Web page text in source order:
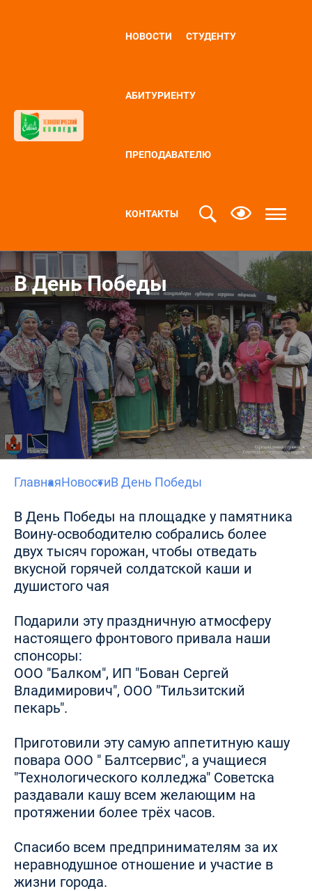
НОВОСТИ СТУДЕНТУ
АБИТУРИЕНТУ
ПРЕПОДАВАТЕЛЮ
КОНТАКТЫ
В День Победы
ГлавнаяНовостиВ День Победы
В День Победы на площадке у памятника
Воину-освободителю собрались более
двух тысяч горожан, чтобы отведать
вкусной горячей солдатской каши и
душистого чая
Подарили эту праздничную атмосферу
настоящего фронтового привала наши
спонсоры:
ООО "Балком", ИП "Бован Сергей
Владимирович", ООО "Тильзитский
пекарь".
Приготовили эту самую аппетитную кашу
повара ООО " Балтсервис", а учащиеся
"Технологического колледжа" Советска
раздавали кашу всем желающим на
протяжении более трёх часов.
Спасибо всем предпринимателям за их
неравнодушное отношение и участие в
жизни города.